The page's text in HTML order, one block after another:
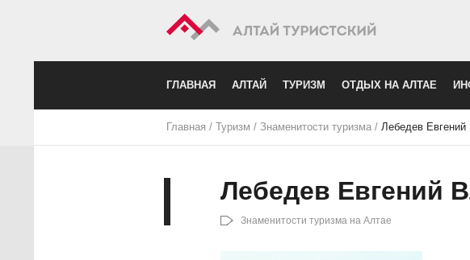
ГЛАВНАЯ АЛТАЙ ТУРИЗМ ОТДЫХ НА АЛТАЕ
Главная / Туризм / Знаменитости туризма/ Лебедев
Лебедев Евгений
Знаменитости туризма на Алтае